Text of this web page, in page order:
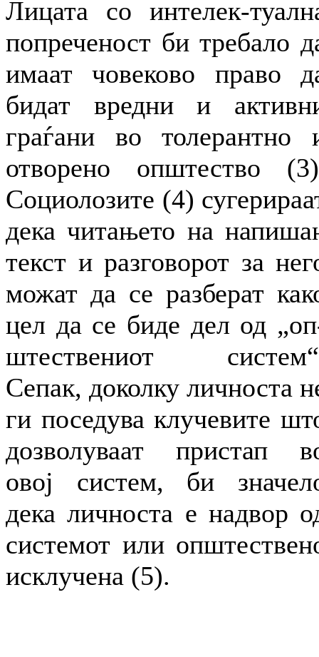
Лицата со интелек-
попреченост би требало
имаат човеково право
бидат вредни и
граѓани во толерантно
отворено општество
Социолозите (4)
дека читањето на
текст и разговорот за
можат да се разберат
цел да се биде дел од
штествениот
Сепак, доколку личноста
ги поседува клучевите
дозволуваат пристап
овој систем, би
дека личноста е надвор
системот или
исклучена (5).